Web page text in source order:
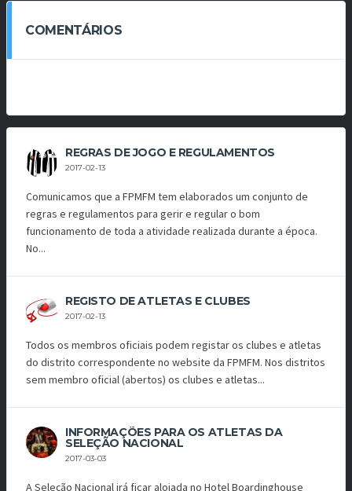
COMENTÁRIOS
REGRAS DE JOGO E REGULAMENTOS
2017-02-13
Comunicamos que a FPMFM tem elaborados um conjunto de
regras e regulamentos para gerir e regular o bom
funcionamento de toda a atividade realizada durante a época.
No...
REGISTO DE ATLETAS E CLUBES
2017-02-13
Todos os membros oficiais podem registar os clubes e atletas
do distrito correspondente no website da FPMFM. Nos distritos
sem membro oficial (abertos) os clubes e atletas...
INFORMAÇÕES PARA OS ATLETAS DA
SELEÇÃO NACIONAL
2017-03-03
A Seleção Nacional irá ficar alojada no Hotel Boardinghouse